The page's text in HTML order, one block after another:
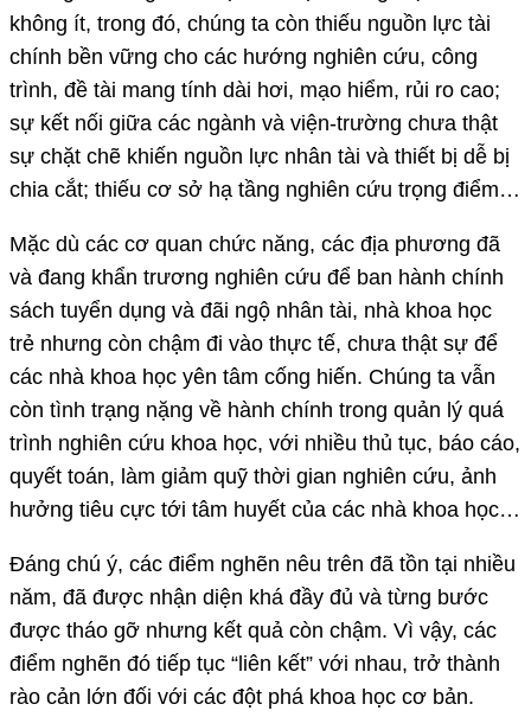
không ít, trong đó, chúng ta còn thiếu nguồn lực tài
chính bền vững cho các hướng nghiên cứu, công
trình, đề tài mang tính dài hơi, mạo hiểm, rủi ro cao;
sự kết nối giữa các ngành và viện-trường chưa thật
sự chặt chẽ khiến nguồn lực nhân tài và thiết bị dễ bị
chia cắt; thiếu cơ sở hạ tầng nghiên cứu trọng điểm…
Mặc dù các cơ quan chức năng, các địa phương đã
và đang khẩn trương nghiên cứu để ban hành chính
sách tuyển dụng và đãi ngộ nhân tài, nhà khoa học
trẻ nhưng còn chậm đi vào thực tế, chưa thật sự để
các nhà khoa học yên tâm cống hiến. Chúng ta vẫn
còn tình trạng nặng về hành chính trong quản lý quá
trình nghiên cứu khoa học, với nhiều thủ tục, báo cáo,
quyết toán, làm giảm quỹ thời gian nghiên cứu, ảnh
hưởng tiêu cực tới tâm huyết của các nhà khoa học…
Đáng chú ý, các điểm nghẽn nêu trên đã tồn tại nhiều
năm, đã được nhận diện khá đầy đủ và từng bước
được tháo gỡ nhưng kết quả còn chậm. Vì vậy, các
điểm nghẽn đó tiếp tục “liên kết” với nhau, trở thành
rào cản lớn đối với các đột phá khoa học cơ bản.